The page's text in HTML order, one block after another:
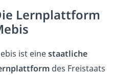
Lernplattform
ist einestaatliche
des Freistaats